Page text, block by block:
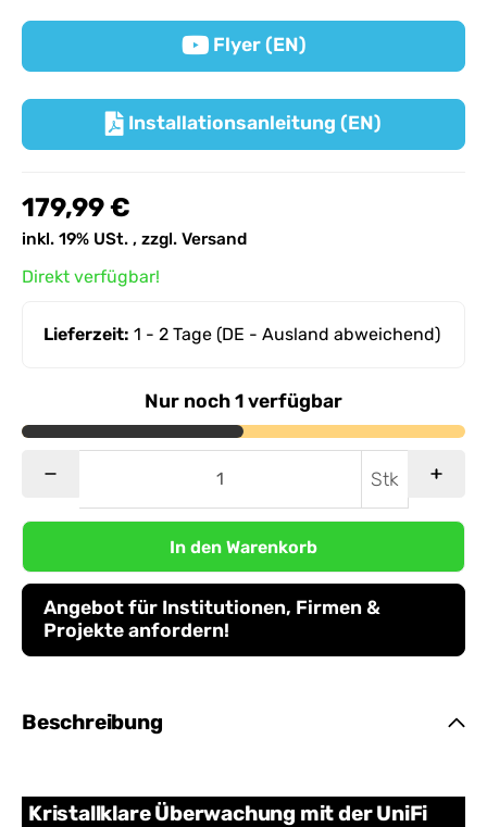
Flyer (EN)
 Installationsanleitung (EN)
179,99 €
inkl. 19% USt. , zzgl. Versand
Direkt verfügbar!
Lieferzeit:1 - 2 Tage (DE - Ausland abweichend)
Nur noch 1 verfügbar
Stk
In den Warenkorb
Angebot für Institutionen, Firmen &
Projekte anfordern!
Beschreibung
Kristallklare Überwachung mit der UniFi